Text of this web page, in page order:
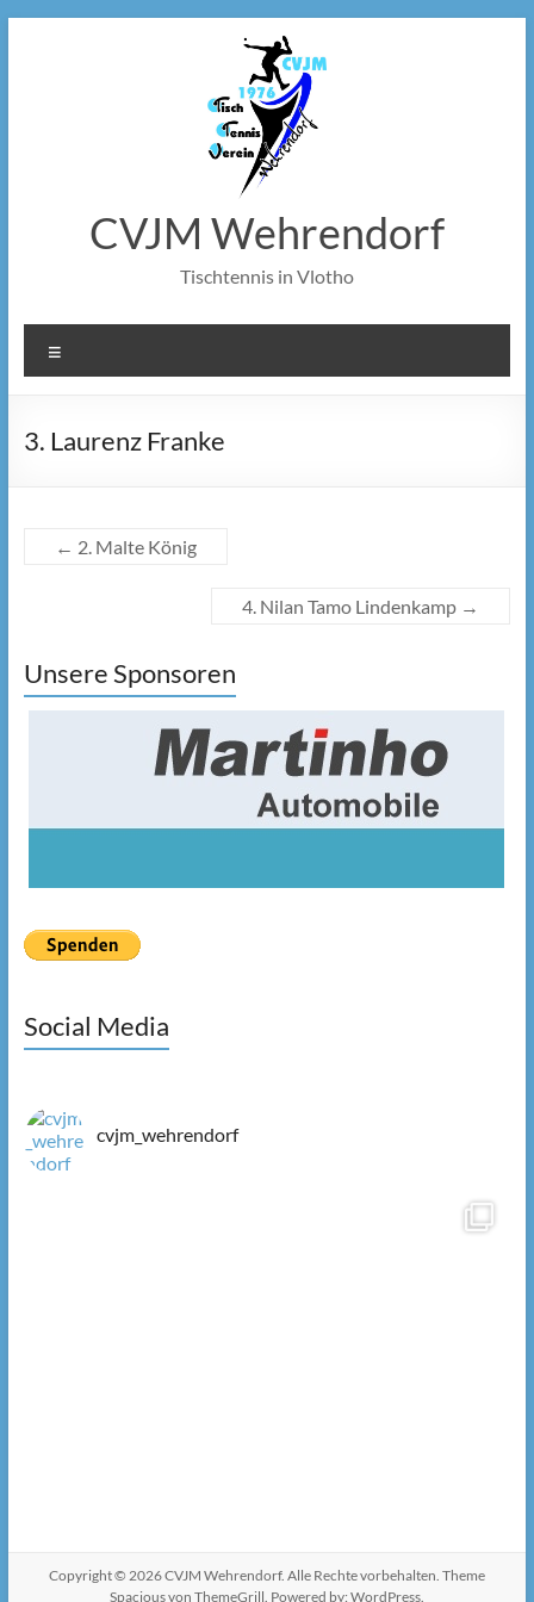
CVJM Wehrendorf
Tischtennis in Vlotho
3. Laurenz Franke
← 2. Malte König
4. Nilan Tamo Lindenkamp →
Unsere Sponsoren
Social Media
cvjm_wehrendorf
Copyright © 2026CVJM Wehrendorf. Alle Rechte vorbehalten. Theme
Spaciousvon ThemeGrill. Powered by: WordPress.